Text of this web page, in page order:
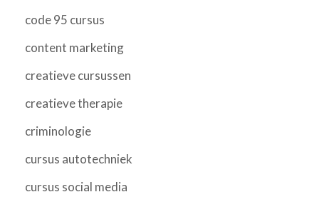
code 95 cursus
content marketing
creatieve cursussen
creatieve therapie
criminologie
cursus autotechniek
cursus social media